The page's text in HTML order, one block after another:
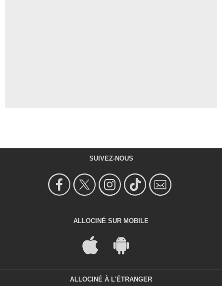
SUIVEZ-NOUS
ALLOCINÉ SUR MOBILE
ALLOCINÉ À L'ÉTRANGER